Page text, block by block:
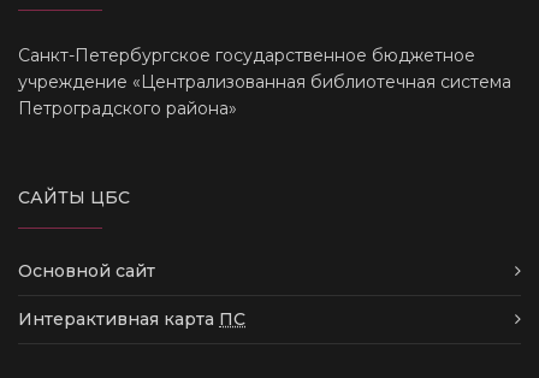
Санкт-Петербургское государственное бюджетное
учреждение «Централизованная библиотечная система
Петроградского района»
САЙТЫ ЦБС
Основной сайт
Интерактивная карта ПС